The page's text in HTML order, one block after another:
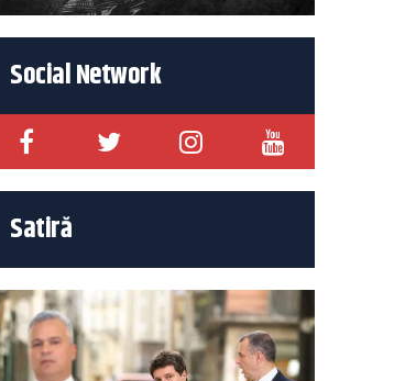
Social Network
Satiră